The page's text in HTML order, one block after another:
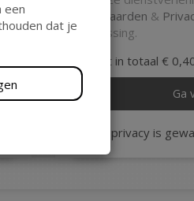
Voorwaarden &
toepassing.
Je gaat in totaal €
Ga
Je privacy is
een
dat je